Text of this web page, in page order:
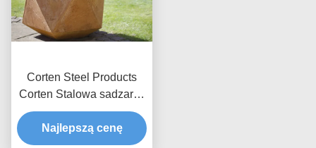
Corten Steel Products
Corten Stalowa sadzarka
do dekoracji publicznych /
ogrodowych
Najlepszą cenę